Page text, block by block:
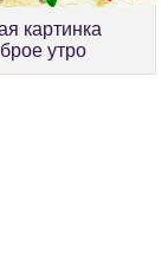
картинка
утро